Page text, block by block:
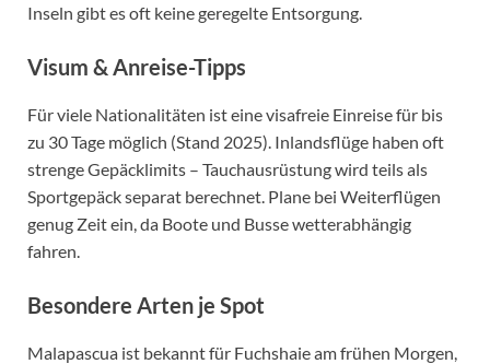
Inseln gibt es oft keine geregelte Entsorgung.
Visum & Anreise-Tipps
Für viele Nationalitäten ist eine visafreie Einreise für bis
zu 30 Tage möglich (Stand 2025). Inlandsflüge haben oft
strenge Gepäcklimits – Tauchausrüstung wird teils als
Sportgepäck separat berechnet. Plane bei Weiterflügen
genug Zeit ein, da Boote und Busse wetterabhängig
fahren.
Besondere Arten je Spot
Malapascua ist bekannt für Fuchshaie am frühen Morgen,